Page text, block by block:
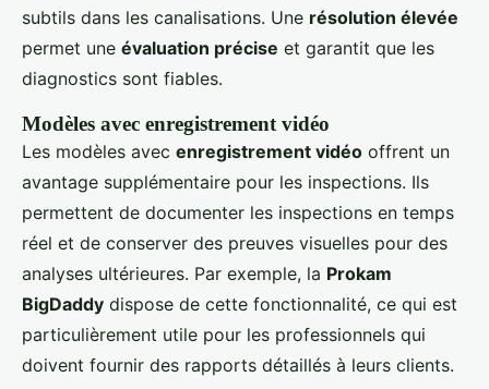
subtils dans les canalisations. Une résolution élevée
permet une évaluation précise et garantit que les
diagnostics sont fiables.
Modèles avec enregistrement vidéo
Les modèles avec enregistrement vidéo offrent un
avantage supplémentaire pour les inspections. Ils
permettent de documenter les inspections en temps
réel et de conserver des preuves visuelles pour des
analyses ultérieures. Par exemple, la Prokam
BigDaddy dispose de cette fonctionnalité, ce qui est
particulièrement utile pour les professionnels qui
doivent fournir des rapports détaillés à leurs clients.